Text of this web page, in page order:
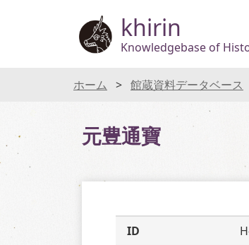
khirin
Knowledgebase of
ホーム 館蔵資料データベース
元豊通寶
ID